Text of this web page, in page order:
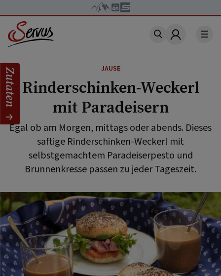
Account
JAUSE
Rinderschinken-Weckerl
mit Paradeisern
Egal ob am Morgen, mittags oder abends. Dieses
saftige Rinderschinken-Weckerl mit
selbstgemachtem Paradeiserpesto und
Brunnenkresse passen zu jeder Tageszeit.
Zutaten